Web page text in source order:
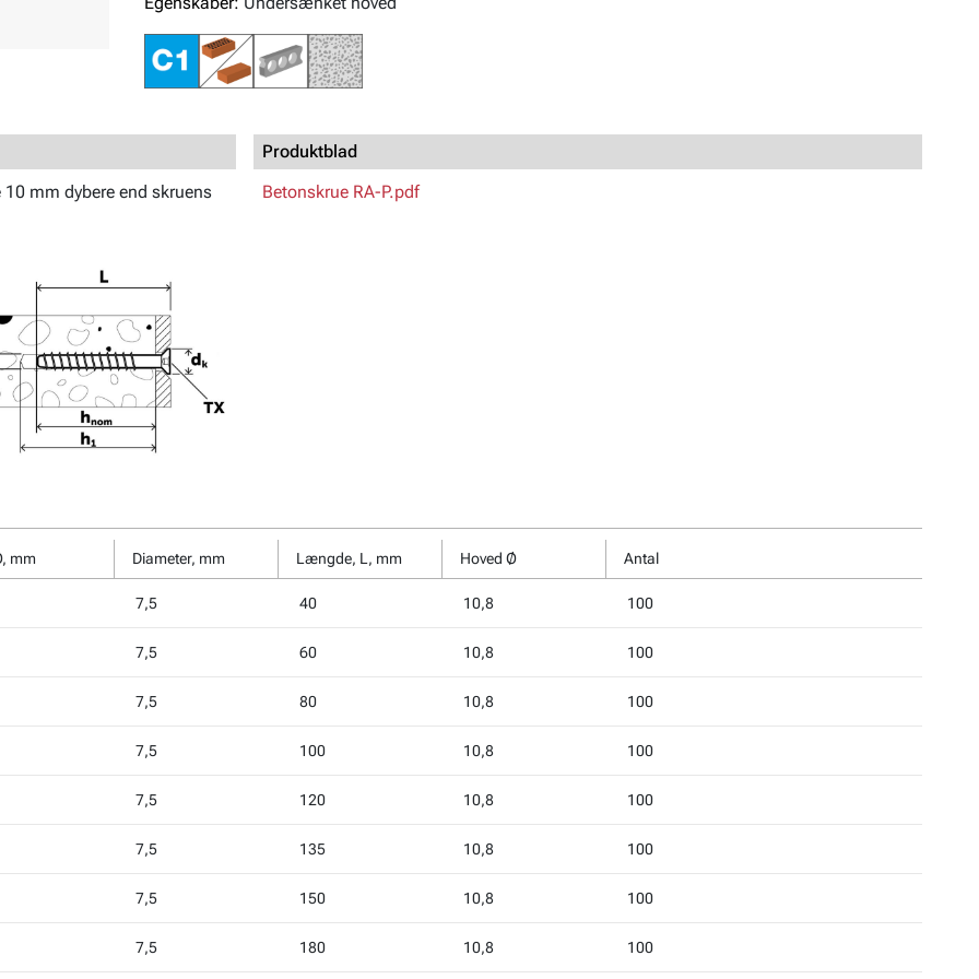
mm dybere end skruens
Produktblad
Betonskrue RA-P.pdf
mm Diameter, mm Længde, L, mm Hoved Ø Antal
7,5 40 10,8 100
7,5 60 10,8 100
7,5 80 10,8 100
7,5 100 10,8 100
7,5 120 10,8 100
7,5 135 10,8 100
7,5 150 10,8 100
7,5 180 10,8 100